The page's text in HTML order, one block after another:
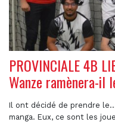
PROVINCIALE 4B
Wanze ramènera-il
Il ont décidé de prendre
manga. Eux, ce sont les